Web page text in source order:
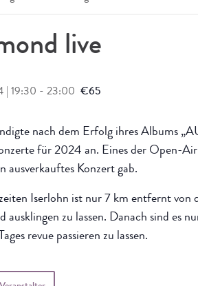
live
| 19:30 - 23:00 €65
nach dem Erfolg ihres Albums
für 2024 an. Eines der Open-
ausverkauftes Konzert gab.
Iserlohn ist nur 7 km entfernt
ausklingen zu lassen. Danach sind es
revue passieren zu lassen.